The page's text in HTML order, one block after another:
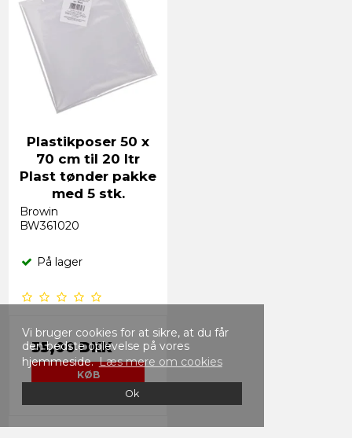
Vi bruger cookies for at sikre, at du får
den bedste oplevelse på vores
hjemmeside.Læs mere om cookies
Ok
Plastikposer 50 x
70 cm til 20 ltr
Plast tønder pakke
med 5 stk.
Browin
BW361020
På lager
35,00 DKK
KØB